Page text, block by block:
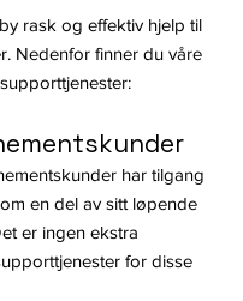
rask og effektiv hjelp til
Nedenfor finner du våre
har tilgang
en del av sitt løpende
er ingen ekstra
for disse